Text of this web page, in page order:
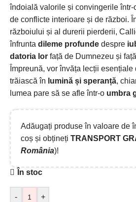
îndoială valorile și convingerile într-
de conflicte interioare și de război.
războiului și al durerii pierderii,
înfrunta dileme profunde despre
datoria lor față de Dumnezeu și
Împreună, vor învăța lecții esențiale
trăiască în lumină și speranță,
lumea pare să se afle într-o umbra
Adăugați produse în valoare de
coș și obțineți TRANSPORT
România)!
În stoc
- +